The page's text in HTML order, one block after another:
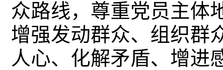
众路线，尊重党员主体
增强发动群众、组织群
人心、化解矛盾、增进